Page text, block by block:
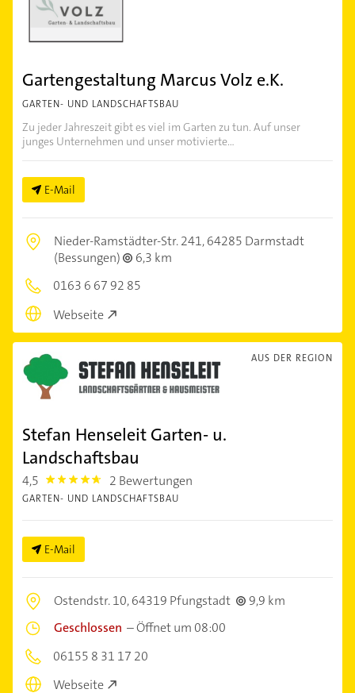
Gartengestaltung Marcus Volz e.K.
GARTEN- UND LANDSCHAFTSBAU
Zu jeder Jahreszeit gibt es viel im Garten zu tun. Auf unser
junges Unternehmen und unser motivierte...
E-Mail
Nieder-Ramstädter-Str. 241,64285 Darmstadt
(Bessungen)
6,3 km
0163 6 67 92 85
Webseite
AUS DER REGION
Stefan Henseleit Garten- u.
Landschaftsbau
4,5 4.5 2 Bewertungen
GARTEN- UND LANDSCHAFTSBAU
E-Mail
Ostendstr. 10,64319 Pfungstadt
9,9 km
Geschlossen –Öffnet um 08:00
06155 8 31 17 20
Webseite